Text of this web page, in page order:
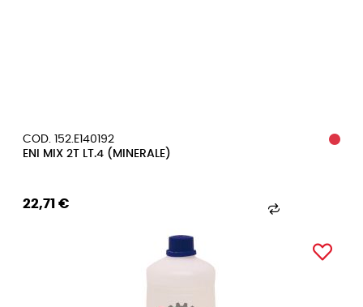
COD. 152.E140192
ENI MIX 2T LT.4 (MINERALE)
22,71 €